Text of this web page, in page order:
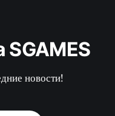
новости!